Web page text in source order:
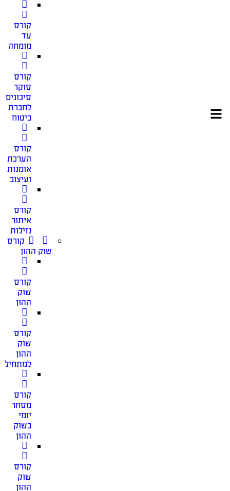
קורס
עד
מומחה
קורס
סוקר
סיכונים
לחברת
ביטוח
קורס
הערכת
אומנות
ועיצוב
קורס
איתור
נזילות
קורס
שוק ההון
קורס
שוק
ההון
קורס
שוק
ההון
קורס
מסחר
יומי
בשוק
ההון
קורס
שוק
ההון